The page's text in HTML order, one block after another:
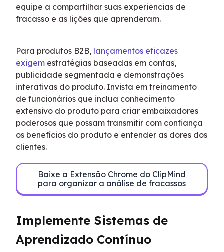
equipe a compartilhar suas experiências de
fracasso e as lições que aprenderam.
Para produtos B2B, lançamentos eficazes
exigem estratégias baseadas em contas,
publicidade segmentada e demonstrações
interativas do produto. Invista em treinamento
de funcionários que inclua conhecimento
extensivo do produto para criar embaixadores
poderosos que possam transmitir com confiança
os benefícios do produto e entender as dores dos
clientes.
Baixe a Extensão Chrome do ClipMind
para organizar a análise de fracassos
Implemente Sistemas de
Aprendizado Contínuo